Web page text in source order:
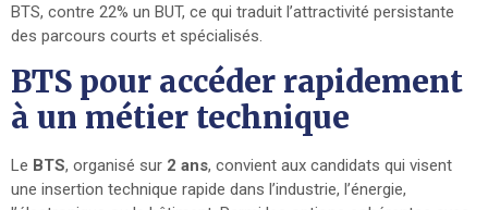
BTS, contre 22% un BUT, ce qui traduit l’attractivité persistante
des parcours courts et spécialisés.
BTS pour accéder rapidement
à un métier technique
Le BTS, organisé sur 2 ans, convient aux candidats qui visent
une insertion technique rapide dans l’industrie, l’énergie,